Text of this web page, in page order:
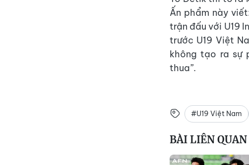
Ấn phẩm này
trận đấu với U19
trước U19 Việt
không tạo ra sự
thua”.
#U19 Việt Nam
BÀI LIÊN QUAN